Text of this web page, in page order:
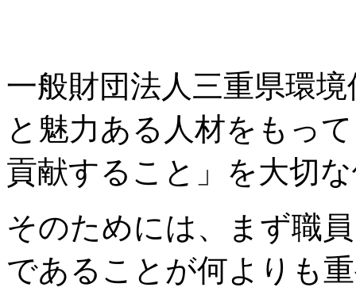
一般財団法人三重県環
と魅力ある人材をもっ
貢献すること」を大切
そのためには、まず職
であることが何よりも